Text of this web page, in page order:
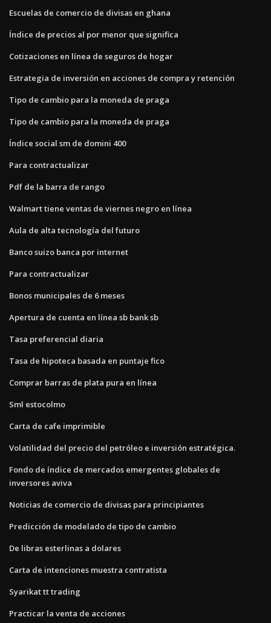
Escuelas de comercio de divisas en ghana
Índice de precios al por menor que significa
Cotizaciones en línea de seguros de hogar
Estrategia de inversión en acciones de compra y retención
Tipo de cambio para la moneda de praga
Tipo de cambio para la moneda de praga
Índice social sm de domini 400
Para contractualizar
Pdf de la barra de rango
Walmart tiene ventas de viernes negro en línea
Aula de alta tecnología del futuro
Banco suizo banca por internet
Para contractualizar
Bonos municipales de 6 meses
Apertura de cuenta en línea sb bank sb
Tasa preferencial diaria
Tasa de hipoteca basada en puntaje fico
Comprar barras de plata pura en línea
Sml estocolmo
Carta de cafe imprimible
Volatilidad del precio del petróleo e inversión estratégica.
Fondo de índice de mercados emergentes globales de
inversores aviva
Noticias de comercio de divisas para principiantes
Predicción de modelado de tipo de cambio
De libras esterlinas a dolares
Carta de intenciones muestra contratista
Syarikat tt trading
Practicar la venta de acciones